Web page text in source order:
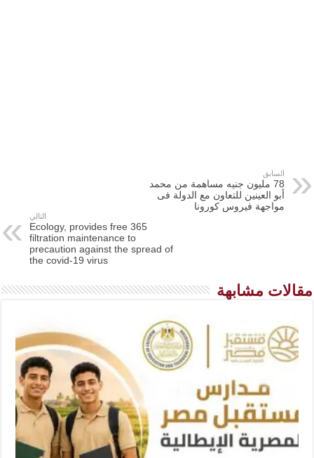
السابق
78 مليون جنيه مساهمة من محمد
أبو العينين للتعاون مع الدولة فى
مواجهة فيروس كورونا
التالي
365 Ecology, provides free
filtration maintenance to
precaution against the spread of
the covid-19 virus
مقالات مشابهة